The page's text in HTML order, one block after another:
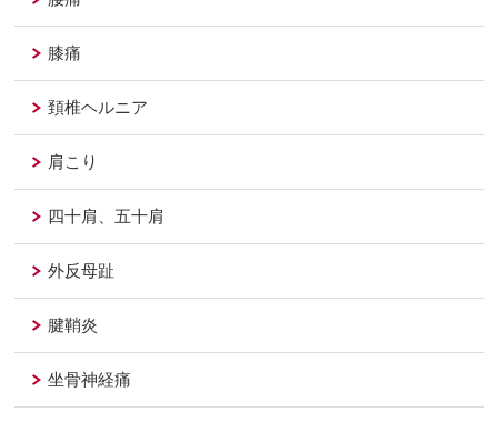
膝痛
頚椎ヘルニア
肩こり
四十肩、五十肩
外反母趾
腱鞘炎
坐骨神経痛